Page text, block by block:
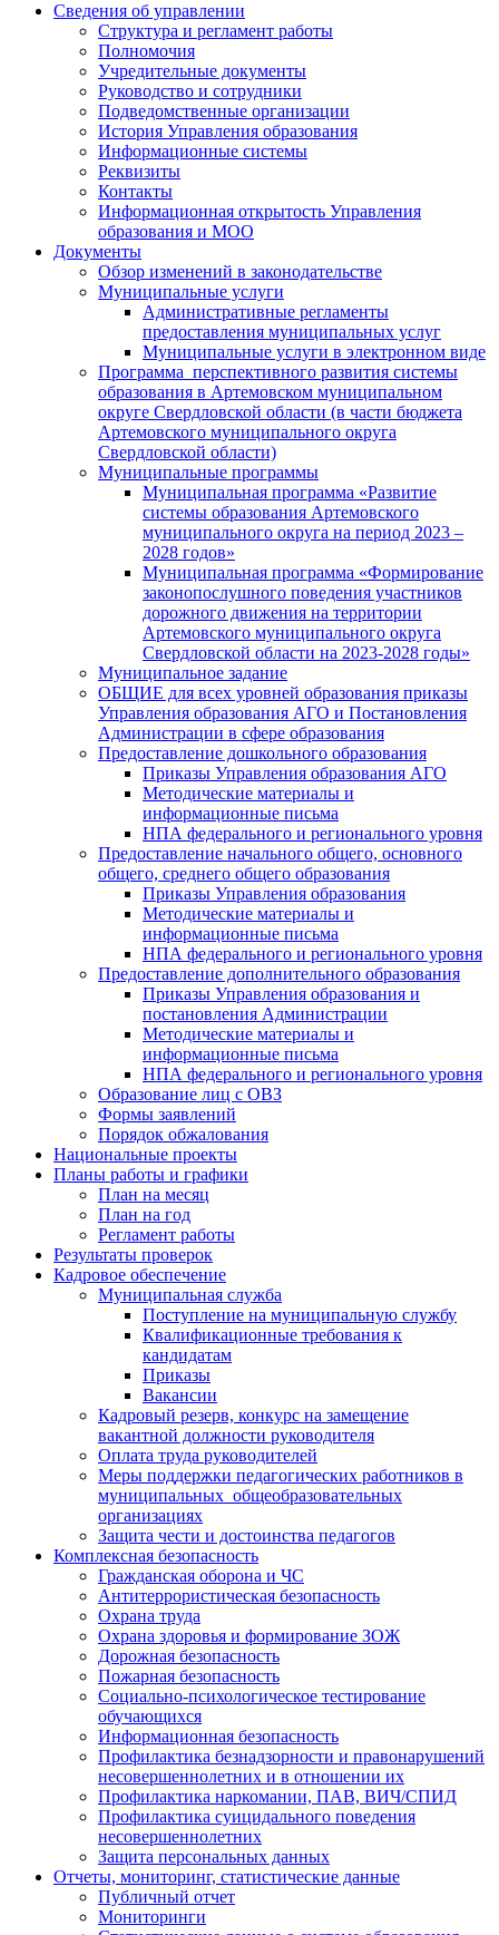
Сведения об управлении
Структура и регламент работы
Полномочия
Учредительные документы
Руководство и сотрудники
Подведомственные организации
История Управления образования
Информационные системы
Реквизиты
Контакты
Информационная открытость Управления
образования и МОО
Документы
Обзор изменений в законодательстве
Муниципальные услуги
Административные регламенты
предоставления муниципальных услуг
Муниципальные услуги в электронном виде
Программа перспективного развития системы
образования в Артемовском муниципальном
округе Свердловской области (в части бюджета
Артемовского муниципального округа
Свердловской области)
Муниципальные программы
Муниципальная программа «Развитие
системы образования Артемовского
муниципального округа на период 2023 –
2028 годов»
Муниципальная программа «Формирование
законопослушного поведения участников
дорожного движения на территории
Артемовского муниципального округа
Свердловской области на 2023-2028 годы»
Муниципальное задание
ОБЩИЕ для всех уровней образования приказы
Управления образования АГО и Постановления
Администрации в сфере образования
Предоставление дошкольного образования
Приказы Управления образования АГО
Методические материалы и
информационные письма
НПА федерального и регионального уровня
Предоставление начального общего, основного
общего, среднего общего образования
Приказы Управления образования
Методические материалы и
информационные письма
НПА федерального и регионального уровня
Предоставление дополнительного образования
Приказы Управления образования и
постановления Администрации
Методические материалы и
информационные письма
НПА федерального и регионального уровня
Образование лиц с ОВЗ
Формы заявлений
Порядок обжалования
Национальные проекты
Планы работы и графики
План на месяц
План на год
Регламент работы
Результаты проверок
Кадровое обеспечение
Муниципальная служба
Поступление на муниципальную службу
Квалификационные требования к
кандидатам
Приказы
Вакансии
Кадровый резерв, конкурс на замещение
вакантной должности руководителя
Оплата труда руководителей
Меры поддержки педагогических работников в
муниципальных общеобразовательных
организациях
Защита чести и достоинства педагогов
Комплексная безопасность
Гражданская оборона и ЧС
Антитеррористическая безопасность
Охрана труда
Охрана здоровья и формирование ЗОЖ
Дорожная безопасность
Пожарная безопасность
Социально-психологическое тестирование
обучающихся
Информационная безопасность
Профилактика безнадзорности и правонарушений
несовершеннолетних и в отношении их
Профилактика наркомании, ПАВ, ВИЧ/СПИД
Профилактика суицидального поведения
несовершеннолетних
Защита персональных данных
Отчеты, мониторинг, статистические данные
Публичный отчет
Мониторинги